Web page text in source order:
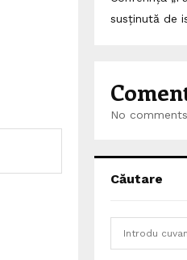
susținută de
No
Căutare